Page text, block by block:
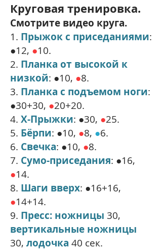
Круговая тренировка.
Смотрите видео круга.
1. Прыжок с приседаниями:
●12, ●10.
2. Планка от высокой к
низкой: ●10, ●8.
3. Планка с подъемом ноги:
●30+30, ●20+20.
4. X-Прыжки: ●30, ●25.
5. Бёрпи: ●10, ●8, ●6.
6. Свечка: ●10, ●8.
7. Сумо-приседания: ●16,
●14.
8. Шаги вверх: ●16+16,
●14+14.
9. Пресс: ножницы 30,
вертикальные ножницы
30, лодочка 40 сек.